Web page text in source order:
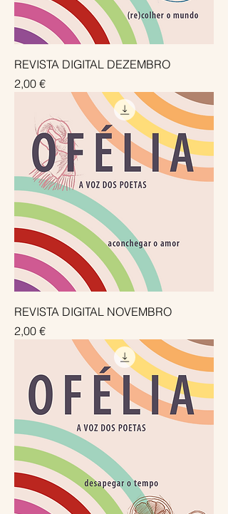
REVISTA DIGITAL DEZEMBRO
Preço
2,00 €
REVISTA DIGITAL NOVEMBRO
Preço
2,00 €